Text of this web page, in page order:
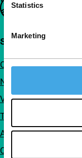
Statistics
Marketing
Snel naar
Over ons
Nieuwsbrieven
Veelgestelde vragen
Toegankelijkheid
Adverteren
Contact